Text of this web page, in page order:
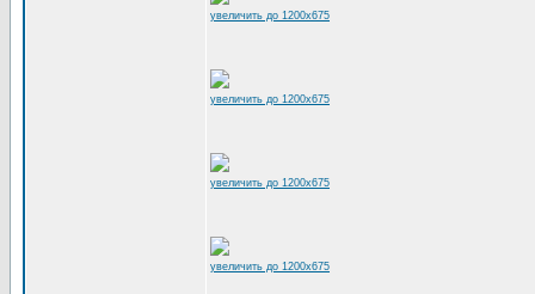
увеличить до 1200x675
увеличить до 1200x675
увеличить до 1200x675
увеличить до 1200x675